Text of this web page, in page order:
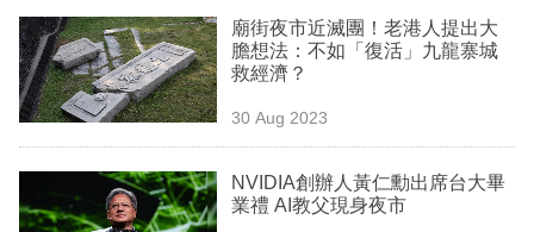
樓
市
理
商
業
廟街夜市近滅團！老港人提出大
膽想法：不如「復活」九龍寨城
救經濟？
30 Aug 2023
NVIDIA創辦人黃仁勳出席台大畢
業禮 AI教父現身夜市